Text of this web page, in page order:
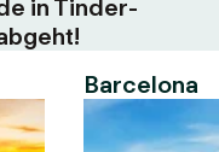
in Tinder-
Barcelona